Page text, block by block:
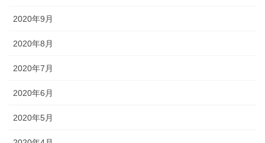
2020年9月
2020年8月
2020年7月
2020年6月
2020年5月